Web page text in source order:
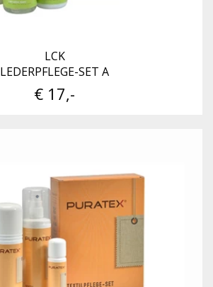
LCK
LEDERPFLEGE-SET A
€ 17,-